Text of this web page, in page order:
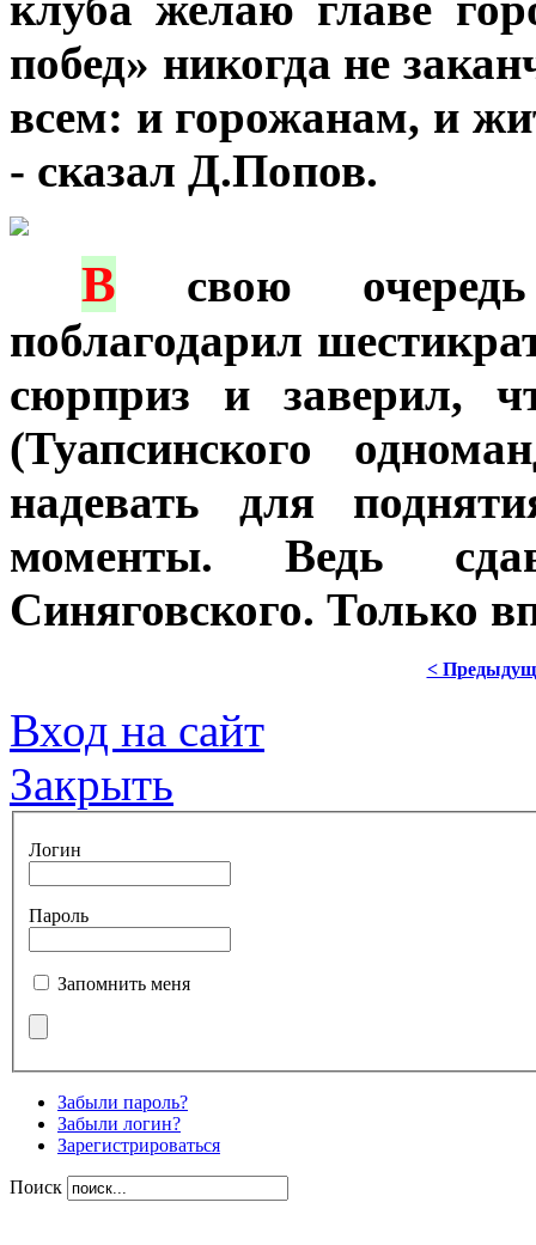
побед» никогда не
всем: и горожанам, и
- сказал Д.Попов.
В свою очередь
поблагодарил
сюрприз и заверил,
(Туапсинского
надевать для
моменты. Ведь
Синяговского. Только
<
Вход на сайт
Закрыть
Логин
Пароль
Запомнить меня
Забыли пароль?
Забыли логин?
Зарегистрироваться
Поиск